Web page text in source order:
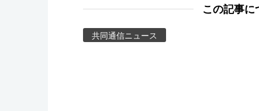
この記事
共同通信ニュース